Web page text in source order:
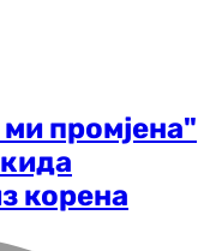
промјена"
корена